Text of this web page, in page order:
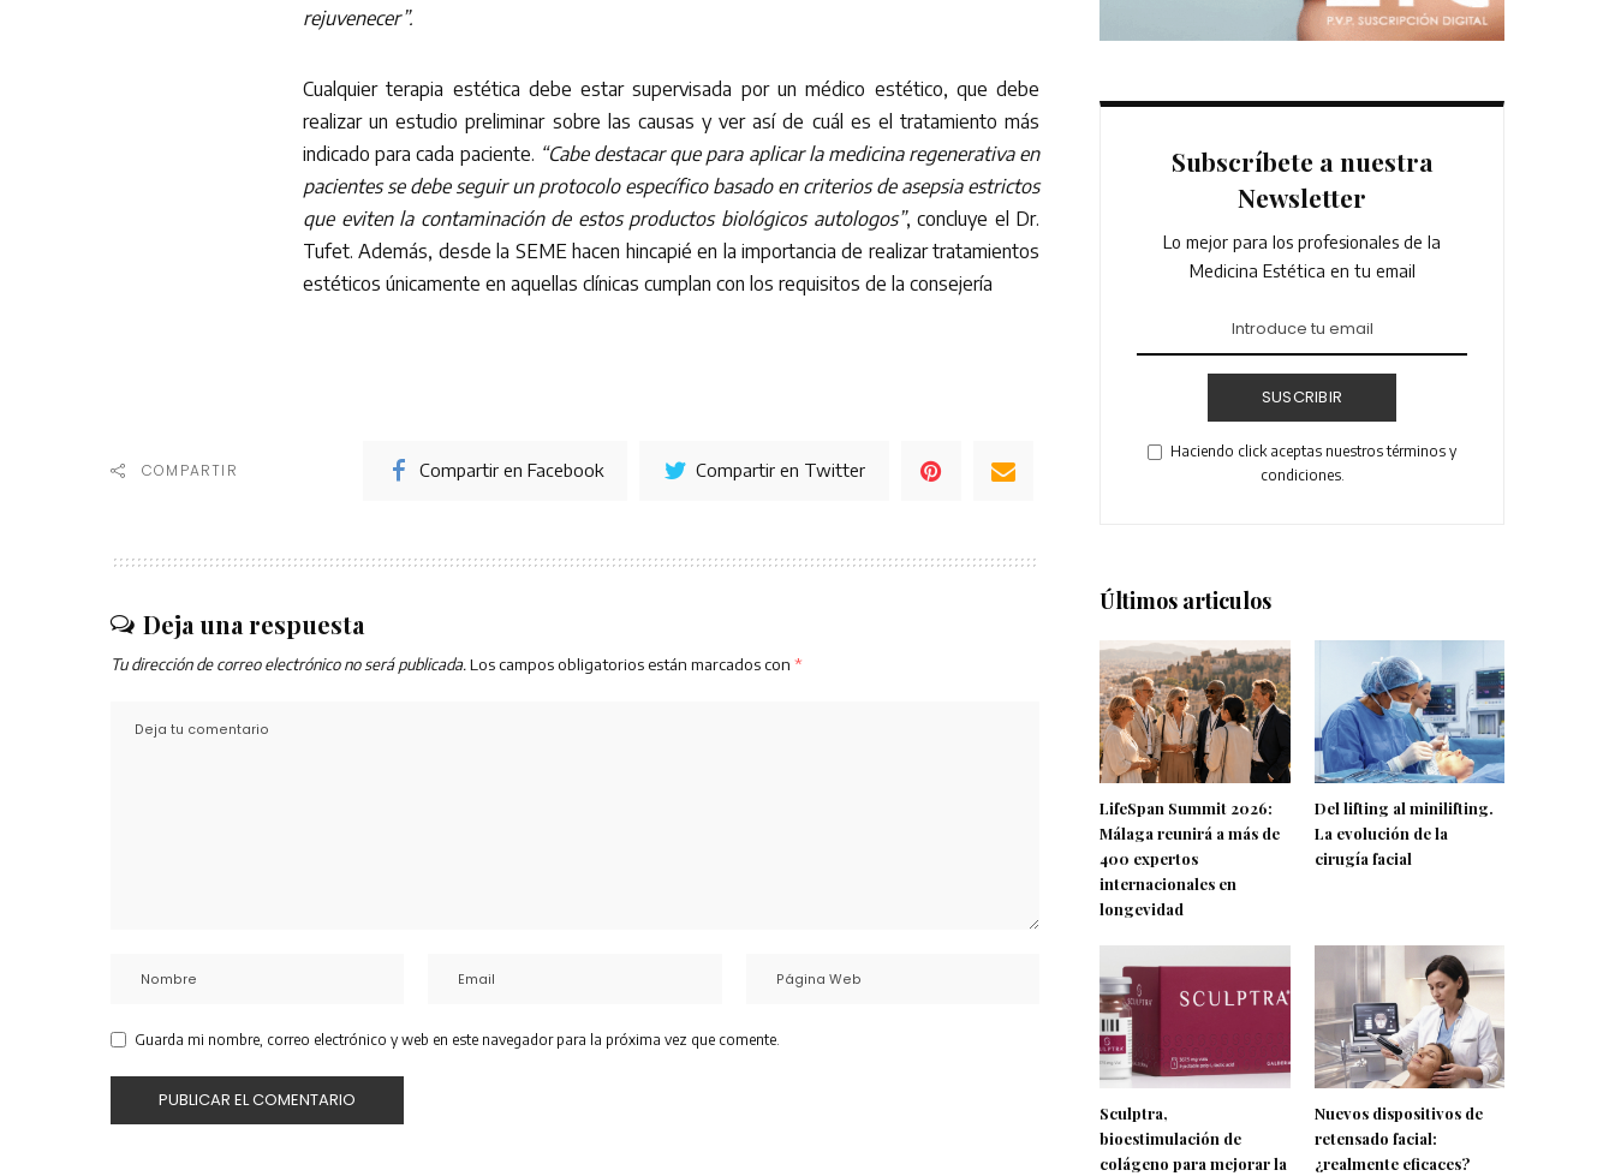
rejuvenecer”.
Cualquier terapia estética debe estar supervisada por un médico estético, que debe
realizar un estudio preliminar sobre las causas y ver así de cuál es el tratamiento más
indicado para cada paciente. “Cabe destacar que para aplicar la medicina regenerativa en
pacientes se debe seguir un protocolo específico basado en criterios de asepsia estrictos
que eviten la contaminación de estos productos biológicos autologos”, concluye el Dr.
Tufet. Además, desde la SEME hacen hincapié en la importancia de realizar tratamientos
estéticos únicamente en aquellas clínicas cumplan con los requisitos de la consejería
COMPARTIR Compartir en Facebook Compartir en Twitter
Deja una respuesta
Tu dirección de correo electrónico no será publicada. Los campos obligatorios están marcados con *
Guarda mi nombre, correo electrónico y web en este navegador para la próxima vez que comente.
Subscríbete a nuestra
Newsletter
Lo mejor para los profesionales de la
Medicina Estética en tu email
SUSCRIBIR
Haciendo click aceptas nuestros términos y
condiciones.
Últimos articulos
LifeSpan Summit 2026:
Málaga reunirá a más de
400 expertos
internacionales en
longevidad
Del lifting al minilifting.
La evolución de la
cirugía facial
Sculptra,
bioestimulación de
colágeno para mejorar la
Nuevos dispositivos de
retensado facial:
¿realmente eficaces?